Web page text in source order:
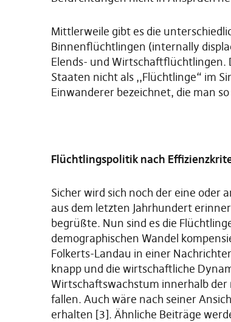
Mittlerweile gibt es die
Binnenflüchtlingen (internally
Elends- und Wirtschaftflüchtlingen.
Staaten nicht als ,,Flüchtlinge“ im
Einwanderer bezeichnet, die man
Flüchtlingspolitik nach
Sicher wird sich noch der eine oder
aus dem letzten Jahrhundert
begrüßte. Nun sind es die
demographischen Wandel
Folkerts-Landau in einer
knapp und die wirtschaftliche
Wirtschaftswachstum innerhalb der
fallen. Auch wäre nach seiner
erhalten [3]. Ähnliche Beiträge